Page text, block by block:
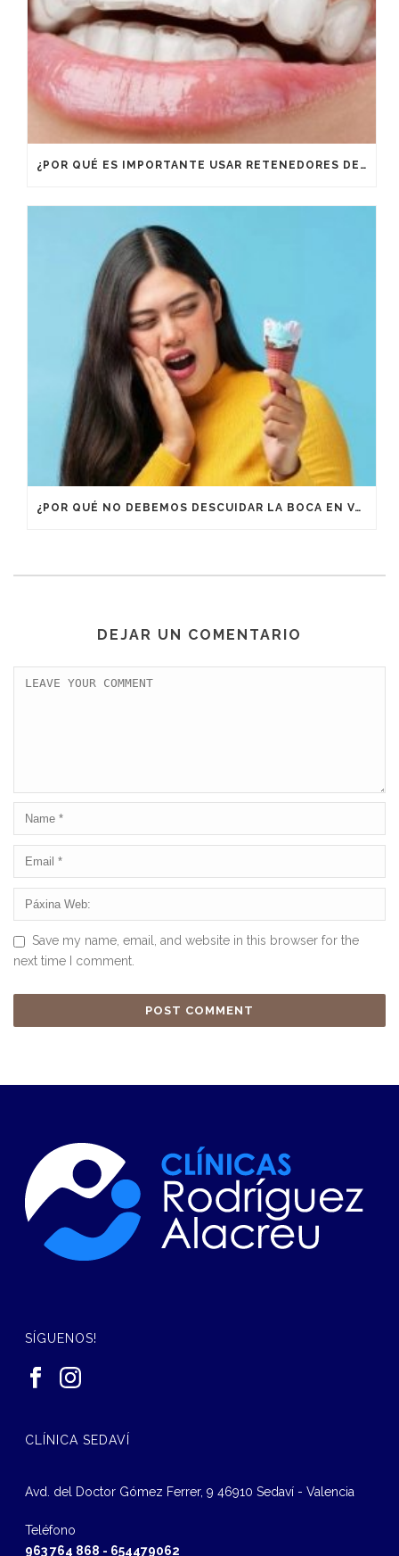
¿POR QUÉ ES IMPORTANTE USAR RETENEDORES DESPUÉS DE UN TRATAMIENTO DE ORTODONCIA?
¿POR QUÉ NO DEBEMOS DESCUIDAR LA BOCA EN VACACIONES?
DEJAR UN COMENTARIO
Save my name, email, and website in this browser for the
next time I comment.
SÍGUENOS!
CLÍNICA SEDAVÍ
Avd. del Doctor Gómez Ferrer, 9 46910 Sedaví - Valencia
Teléfono
963 764 868 - 654479062